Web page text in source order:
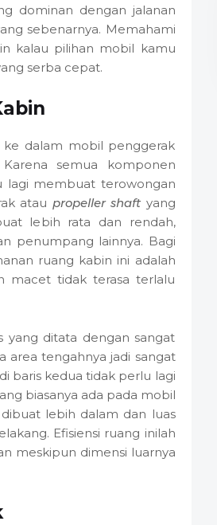
dominan dengan jalanan
sebenarnya. Memahami
kalau pilihan mobil kamu
serba cepat.
dalam mobil penggerak
semua komponen
lagi membuat terowongan
atau propeller shaft yang
lebih rata dan rendah,
penumpang lainnya. Bagi
ruang kabin ini adalah
macet tidak terasa terlalu
yang ditata dengan sangat
area tengahnya jadi sangat
baris kedua tidak perlu lagi
biasanya ada pada mobil
lebih dalam dan luas
Efisiensi ruang inilah
meskipun dimensi luarnya